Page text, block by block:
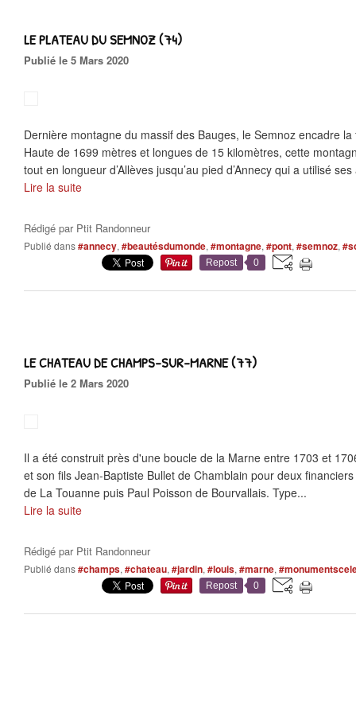
LE PLATEAU DU SEMNOZ (74)
Publié le 5 Mars 2020
Dernière montagne du massif des Bauges, le Semnoz encadre la
Haute de 1699 mètres et longues de 15 kilomètres, cette
tout en longueur d’Allèves jusqu’au pied d’Annecy qui a utilisé
Lire la suite
Rédigé par Ptit Randonneur
Publié dans#annecy, #beautésdumonde, #montagne, #pont, #semnoz,
Repost 0
LE CHATEAU DE CHAMPS-SUR-MARNE (77)
Publié le 2 Mars 2020
Il a été construit près d'une boucle de la Marne entre 1703 et
et son fils Jean-Baptiste Bullet de Chamblain pour deux
de La Touanne puis Paul Poisson de Bourvallais. Type...
Lire la suite
Rédigé par Ptit Randonneur
Publié dans#champs, #chateau, #jardin, #louis, #marne,
Repost 0